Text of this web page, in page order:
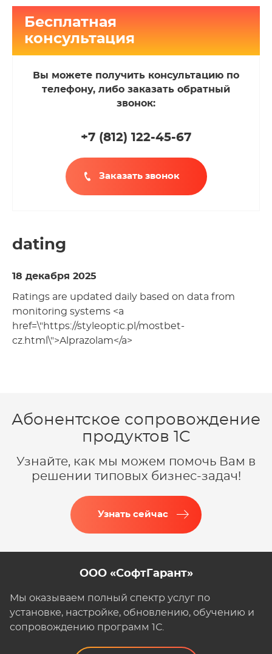
Бесплатная
консультация
Вы можете получить консультацию по
телефону, либо заказать обратный
звонок:
+7 (812) 122-45-67
Заказать звонок
dating
18 декабря 2025
Ratings are updated daily based on data from
monitoring systems <a
href=\"https://styleoptic.pl/mostbet-
cz.html\">Alprazolam</a>
Абонентское сопровождение
продуктов 1C
Узнайте, как мы можем помочь Вам в
решении типовых бизнес-задач!
Узнать сейчас
ООО «СофтГарант»
Мы оказываем полный спектр услуг по
установке, настройке, обновлению, обучению и
сопровождению программ 1С.